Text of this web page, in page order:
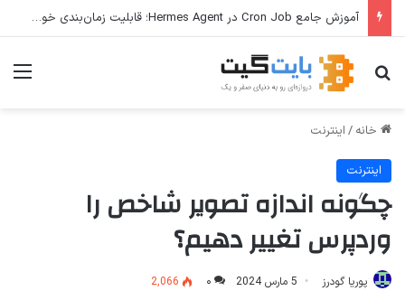
ترفندهای Copilot برای کار و افزایش بهره‌وری
جستجو برای
خانه / اینترنت
اینترنت
چگونه اندازه تصویر شاخص را
وردپرس تغییر دهیم؟
پوریا گودرز 5 مارس 2024 ۰
2,066